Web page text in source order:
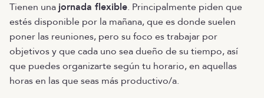
Tienen una jornada flexible. Principalmente piden que
estés disponible por la mañana, que es donde suelen
poner las reuniones, pero su foco es trabajar por
objetivos y que cada uno sea dueño de su tiempo, así
que puedes organizarte según tu horario, en aquellas
horas en las que seas más productivo/a.